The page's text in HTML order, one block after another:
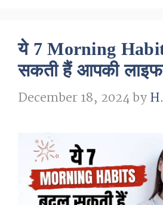
ये 7 Morning
सकती हैं आपकी
December 18, 2024by